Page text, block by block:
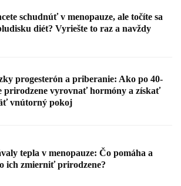
schudnúť v menopauze, ale točíte sa
diét? Vyriešte to raz a navždy
progesterón a priberanie: Ako po 40-
prirodzene vyrovnať hormóny a získať
vnútorný pokoj
tepla v menopauze: Čo pomáha a
ich zmierniť prirodzene?